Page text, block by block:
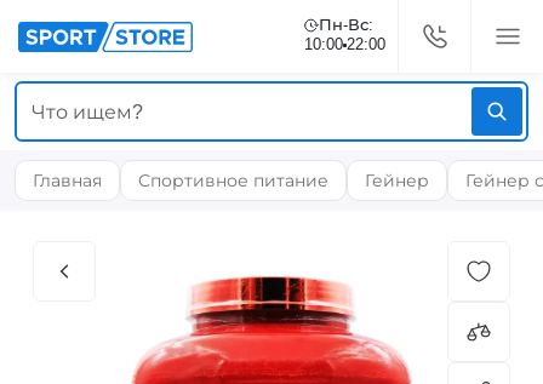
Пн-Вс:
10:00 22:00
Главная Спортивное питание Гейнер Гейнер